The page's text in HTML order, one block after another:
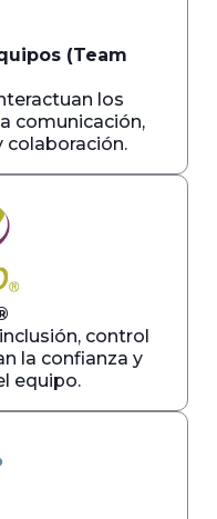
(Team
los
comunicación,
colaboración.
control
la confianza y
equipo.